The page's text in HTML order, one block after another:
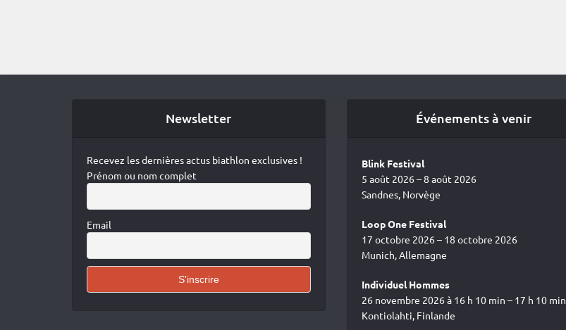
Newsletter
Recevez les dernières actus biathlon exclusives !
Prénom ou nom complet
Email
Événements à venir
Blink Festival
5 août 2026 – 8 août 2026
Sandnes, Norvège
Loop One Festival
17 octobre 2026 – 18 octobre 2026
Munich, Allemagne
Individuel Hommes
26 novembre 2026 à 16 h 10 min – 17 h 10 min
Kontiolahti, Finlande